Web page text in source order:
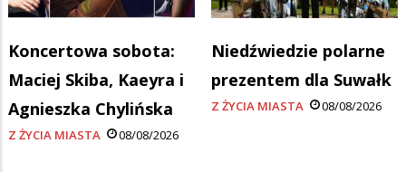
Koncertowa sobota:
Maciej Skiba, Kaeyra i
Agnieszka Chylińska
Z ŻYCIA MIASTA 08/08/2026
Niedźwiedzie polarne
prezentem dla Suwałk
Z ŻYCIA MIASTA 08/08/2026